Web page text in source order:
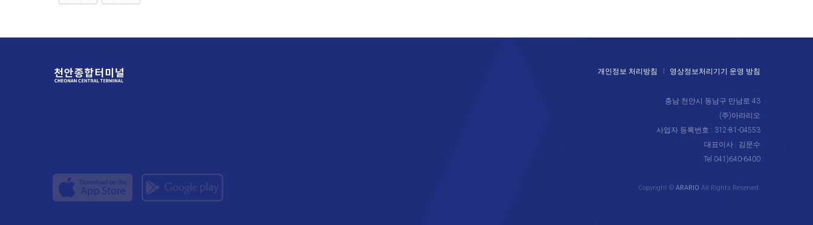
개인정보 처리방침 영상정보처리기기 운영 방침
충남 천안시 동남구 만남로 43
(주)아라리오
사업자 등록번호 : 312-81-04553
대표이사 : 김문수
Tel 041)640-6400
Copyright © ARARIO All Rights Reserved.